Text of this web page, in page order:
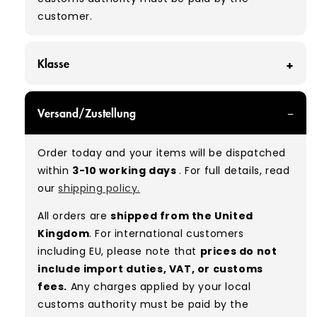
customer.
Klasse
products, you can expect items with various
marks, holes, tears, and stains requiring repair,
ideal for customers interested in upcycling or
reworking projects.
Versand/Zustellung
Order today and your items will be dispatched
within 3-10 working days. For full details, read
ourshipping policy.
All orders are shipped from the United
Kingdom. For international customers
including EU, please note that prices do not
include import duties, VAT, or customs
fees. Any charges applied by your local
customs authority must be paid by the